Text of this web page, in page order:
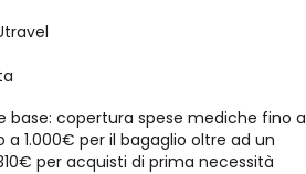
base: copertura spese mediche fino a
a 1.000€ per il bagaglio oltre ad un
per acquisti di prima necessità